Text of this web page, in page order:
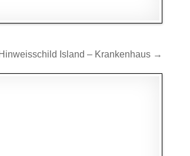
Hinweisschild Island – Krankenhaus →